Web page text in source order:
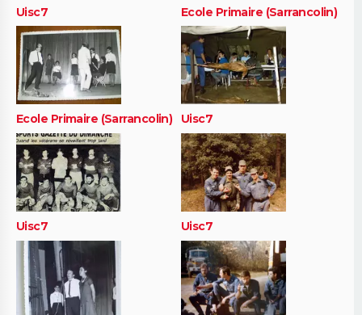
Uisc7 Ecole Primaire (Sarrancolin)
Ecole Primaire (Sarrancolin) Uisc7
Uisc7 Uisc7